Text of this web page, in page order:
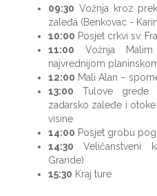
09:30 Vožnja kroz
zaleđa (Benkovac -
10:00 Posjet crkvi sv.
11:00 Vožnja
najvrednijom
12:00 Mali Alan –
13:00 Tulove grede
zadarsko zaleđe i
visine
14:00 Posjet grobu
14:30 Veličanstveni
Grande)
15:30 Kraj ture